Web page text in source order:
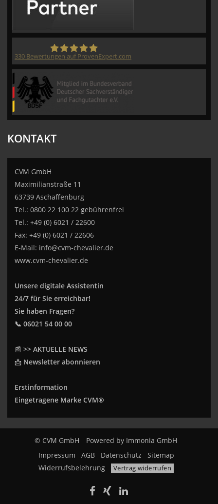
330 Bewertungen auf ProvenExpert.com
KONTAKT
CVM GmbH
Maximilianstraße 11
63739 Aschaffenburg
Tel.: 0800 22 100 22 gebührenfrei
Tel.: +49 (0) 6021 / 22600
Fax: +49 (0) 6021 / 22606
E-Mail: info@cvm-chevalier.de
www.cvm-chevalier.de
Unsere digitale Assistentin
24/7 für Sie erreichbar!
Sie haben Fragen?
📞 06021 54 00 00
📰 >> AKTUELLE NEWS
📩 Newsletter abonnieren
Erstinformation
Eingetragene Marke CVM®
© CVM GmbH Powered by Immonia GmbH
Impressum
AGB Datenschutz
Sitemap
Widerrufsbelehrung
Vertrag widerrufen